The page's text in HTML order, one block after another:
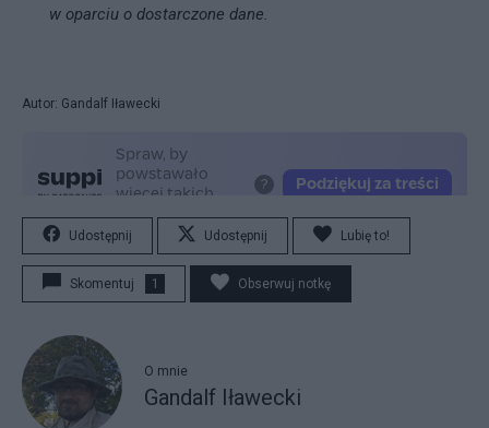
w oparciu o dostarczone dane.
Autor: Gandalf Iławecki
Udostępnij Udostępnij Lubię to!
Skomentuj 1 Obserwuj notkę
O mnie
Gandalf Iławecki